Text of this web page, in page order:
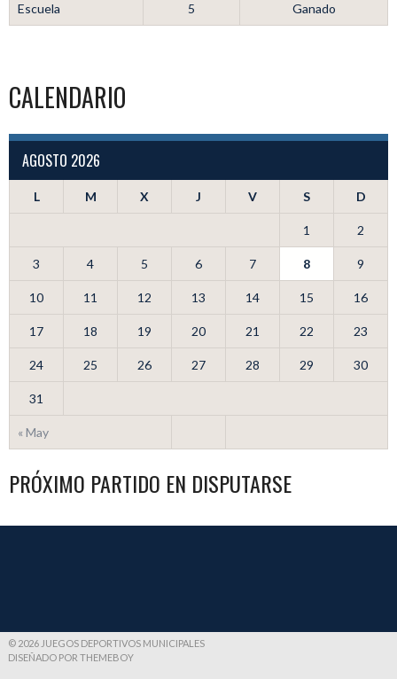
Escuela 5 Ganado
CALENDARIO
AGOSTO 2026
L M X J V S D
« May
1 2
3 4 5 6 7 8 9
10 11 12 13 14 15 16
17 18 19 20 21 22 23
24 25 26 27 28 29 30
31
PRÓXIMO PARTIDO EN DISPUTARSE
© 2026 JUEGOS DEPORTIVOS MUNICIPALES
DISEÑADO POR THEMEBOY